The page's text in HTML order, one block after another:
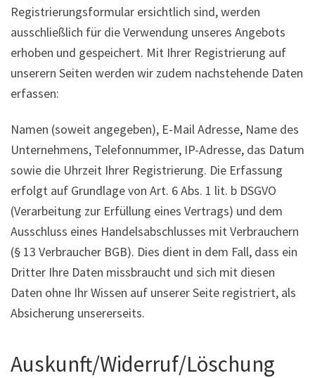
Registrierungsformular ersichtlich sind, werden
ausschließlich für die Verwendung unseres Angebots
erhoben und gespeichert. Mit Ihrer Registrierung auf
unserern Seiten werden wir zudem nachstehende Daten
erfassen:
Namen (soweit angegeben), E-Mail Adresse, Name des
Unternehmens, Telefonnummer, IP-Adresse, das Datum
sowie die Uhrzeit Ihrer Registrierung. Die Erfassung
erfolgt auf Grundlage von Art. 6 Abs. 1 lit. b DSGVO
(Verarbeitung zur Erfüllung eines Vertrags) und dem
Ausschluss eines Handelsabschlusses mit Verbrauchern
(§ 13 Verbraucher BGB). Dies dient in dem Fall, dass ein
Dritter Ihre Daten missbraucht und sich mit diesen
Daten ohne Ihr Wissen auf unserer Seite registriert, als
Absicherung unsererseits.
Auskunft/Widerruf/Löschung